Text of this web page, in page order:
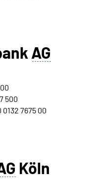
AG
500
7675 00
Köln